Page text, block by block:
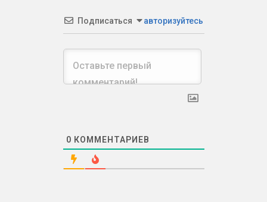
Подписаться авторизуйтесь
0 КОММЕНТАРИЕВ